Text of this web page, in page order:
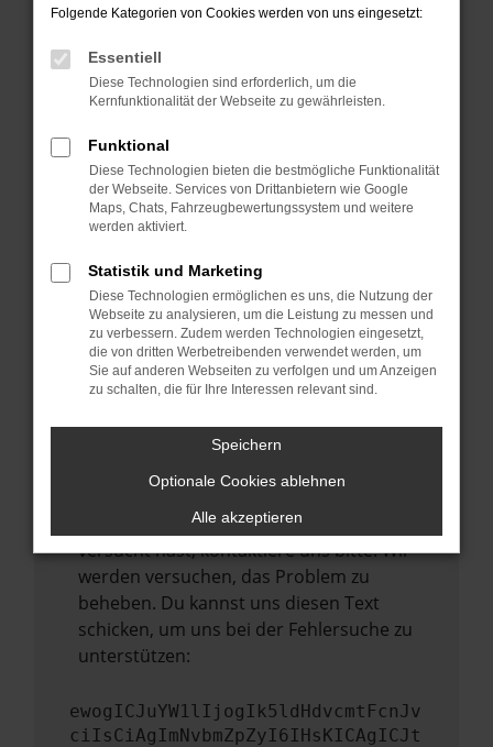
deine Suchmaschine?
Prüfe deine Browsererweiterungen.
Manche Erweiterungen, wie Werbeblocker,
können das Laden bestimmter Seiten
anderen Browser oder in einem privaten
Fenster?
Starte dein Gerät neu.
vorübergehende Probleme zu beheben.
Stelle sicher, dass dein Browser und dein
Betriebssystem auf dem neuesten Stand
sind.
Veraltete Software birgt nicht nur ein
führen, dass bestimmte Funktionen nicht
Wende dich an den Webseitenbetreiber.
Wenn du alle oben genannten Schritte
versucht hast, kontaktiere uns bitte. Wir
werden versuchen, das Problem zu
beheben. Du kannst uns diesen Text
schicken, um uns bei der Fehlersuche zu
unterstützen:
ewogICJuYW1lIjogIk5ldHdvcmtFcnJv
ciIsCiAgImNvbmZpZyI6IHsKICAgICJt
Folgende Kategorien von Cookies werden von uns eingesetzt:
Essentiell
Diese Technologien sind erforderlich, um die
Kernfunktionalität der Webseite zu gewährleisten.
Funktional
Diese Technologien bieten die bestmögliche Funktionalität
der Webseite. Services von Drittanbietern wie Google
Maps, Chats, Fahrzeugbewertungssystem und weitere
werden aktiviert.
Statistik und Marketing
Diese Technologien ermöglichen es uns, die Nutzung der
Webseite zu analysieren, um die Leistung zu messen und
zu verbessern. Zudem werden Technologien eingesetzt,
die von dritten Werbetreibenden verwendet werden, um
Sie auf anderen Webseiten zu verfolgen und um Anzeigen
zu schalten, die für Ihre Interessen relevant sind.
Speichern
Optionale Cookies ablehnen
Alle akzeptieren